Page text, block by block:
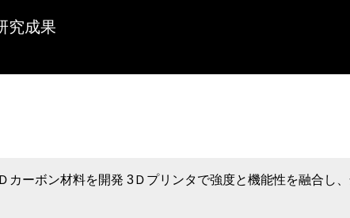
究成果
カーボン材料を開発 3Ｄプリンタで強度と機能性を融合し